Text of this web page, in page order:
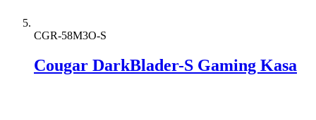
CGR-58M3O-S
Cougar DarkBlader-S Gaming Kasa